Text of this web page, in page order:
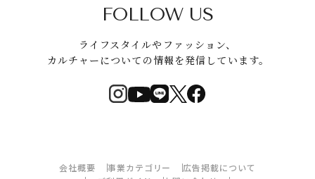
FOLLOW US
ライフスタイルやファッション、
カルチャーについての情報を発信しています。
会社概要 事業カテゴリー
広告掲載について